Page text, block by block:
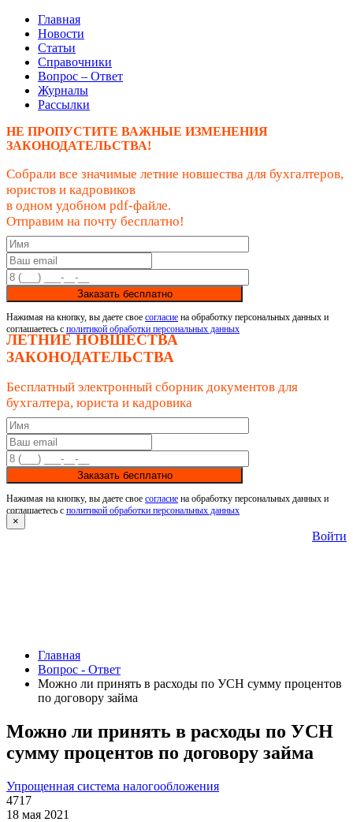
Главная
Новости
Статьи
Справочники
Вопрос – Ответ
Журналы
Рассылки
НЕ ПРОПУСТИТЕ ВАЖНЫЕ ИЗМЕНЕНИЯ
ЗАКОНОДАТЕЛЬСТВА!
Собрали все значимые летние новшества для бухгалтеров,
юристов и кадровиков
в одном удобном pdf-файле.
Отправим на почту бесплатно!
Заказать бесплатно
Нажимая на кнопку, вы даете свое согласие на обработку персональных данных и
соглашаетесь с политикой обработки персональных данных
ЛЕТНИЕ НОВШЕСТВА
ЗАКОНОДАТЕЛЬСТВА
Бесплатный электронный сборник документов для
бухгалтера, юриста и кадровика
Заказать бесплатно
Нажимая на кнопку, вы даете свое согласие на обработку персональных данных и
соглашаетесь с политикой обработки персональных данных
×
Войти
Главная
Вопрос - Ответ
Можно ли принять в расходы по УСН сумму процентов
по договору займа
Можно ли принять в расходы по УСН
сумму процентов по договору займа
Упрощенная система налогообложения
4717
18 мая 2021